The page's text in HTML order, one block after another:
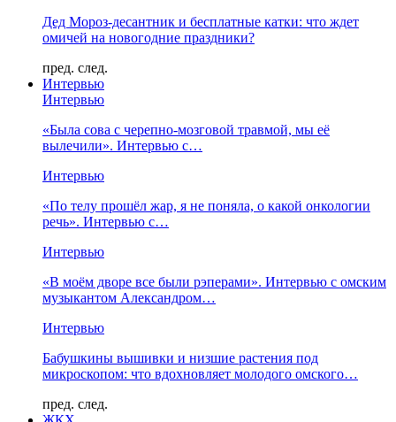
Дед Мороз-десантник и бесплатные катки: что ждет
омичей на новогодние праздники?
пред. след.
Интервью
Интервью
«Была сова с черепно-мозговой травмой, мы её
вылечили». Интервью с…
Интервью
«По телу прошёл жар, я не поняла, о какой онкологии
речь». Интервью с…
Интервью
«В моём дворе все были рэперами». Интервью с омским
музыкантом Александром…
Интервью
Бабушкины вышивки и низшие растения под
микроскопом: что вдохновляет молодого омского…
пред. след.